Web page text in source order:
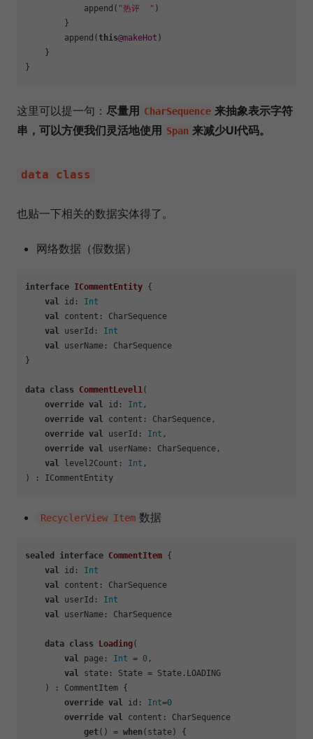
            append(
"热评  " )
        }
        append(
this@makeHot )
    }
这里可以提一句： 尽量用 CharSequence 来抽象表示字符
串，可以方便我们灵活地使用
Span 来减少UI代码。
data class
也贴一下相关的数据实体得了。
网络数据（假数据）
interface ICommentEntity {
val id: Int
val content: CharSequence
val userId: Int
val userName: CharSequence
}
data class CommentLevel1(
override val id: Int ,
override val content: CharSequence,
override val userId: Int ,
override val userName: CharSequence,
val level2Count: Int ,
RecyclerView Item 数据
sealed interface CommentItem {
val id: Int
val content: CharSequence
val userId: Int
val userName: CharSequence
data class Loading(
val page: Int = 0 ,
val state: State = State.LOADING
    ) : CommentItem {
override val id: Int=0
override val content: CharSequence
get () = when (state) {